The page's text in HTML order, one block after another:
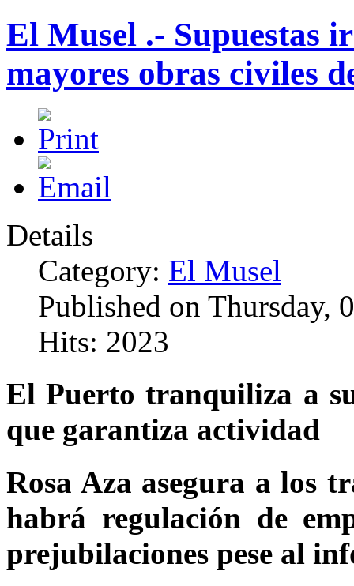
El Musel .- Supuestas
mayores obras civiles
Details
Category: El Musel
Published on Thursday,
Hits: 2023
El Puerto tranquiliza a
que garantiza actividad
Rosa Aza asegura a los
habrá regulación de
prejubilaciones pese al